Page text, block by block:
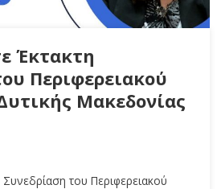
Έκτακτη
Περιφερειακού
Μακεδονίας
του Περιφερειακού